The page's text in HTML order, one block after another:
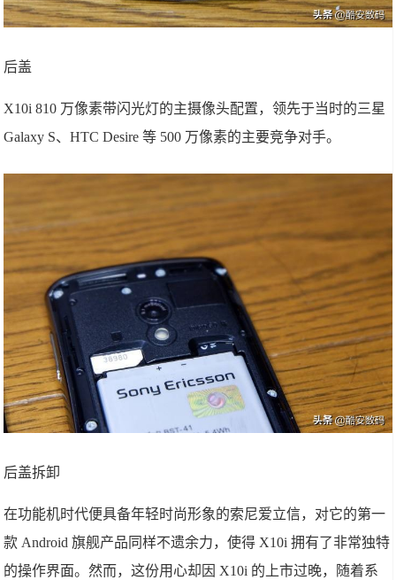
后盖
X10i 810 万像素带闪光灯的主摄像头配置，领先于当时的三星
Galaxy S、HTC Desire 等 500 万像素的主要竞争对手。
后盖拆卸
在功能机时代便具备年轻时尚形象的索尼爱立信，对它的第一
款 Android 旗舰产品同样不遗余力，使得 X10i 拥有了非常独特
的操作界面。然而，这份用心却因 X10i 的上市过晚，随着系